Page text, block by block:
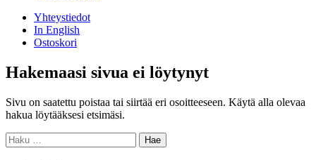
Yhteystiedot
In English
Ostoskori
Hakemaasi sivua ei löytynyt
Sivu on saatettu poistaa tai siirtää eri osoitteeseen. Käytä alla olevaa
hakua löytääksesi etsimäsi.
Haku: